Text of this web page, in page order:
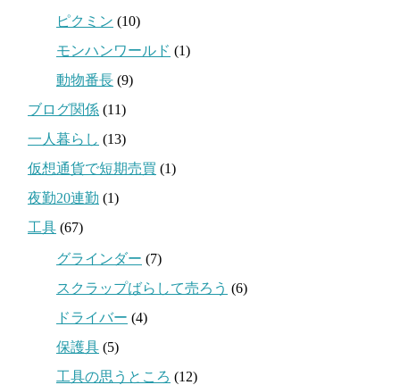
ピクミン (10)
モンハンワールド (1)
動物番長 (9)
ブログ関係 (11)
一人暮らし (13)
仮想通貨で短期売買 (1)
夜勤20連勤 (1)
工具 (67)
グラインダー (7)
スクラップばらして売ろう (6)
ドライバー (4)
保護具 (5)
工具の思うところ (12)